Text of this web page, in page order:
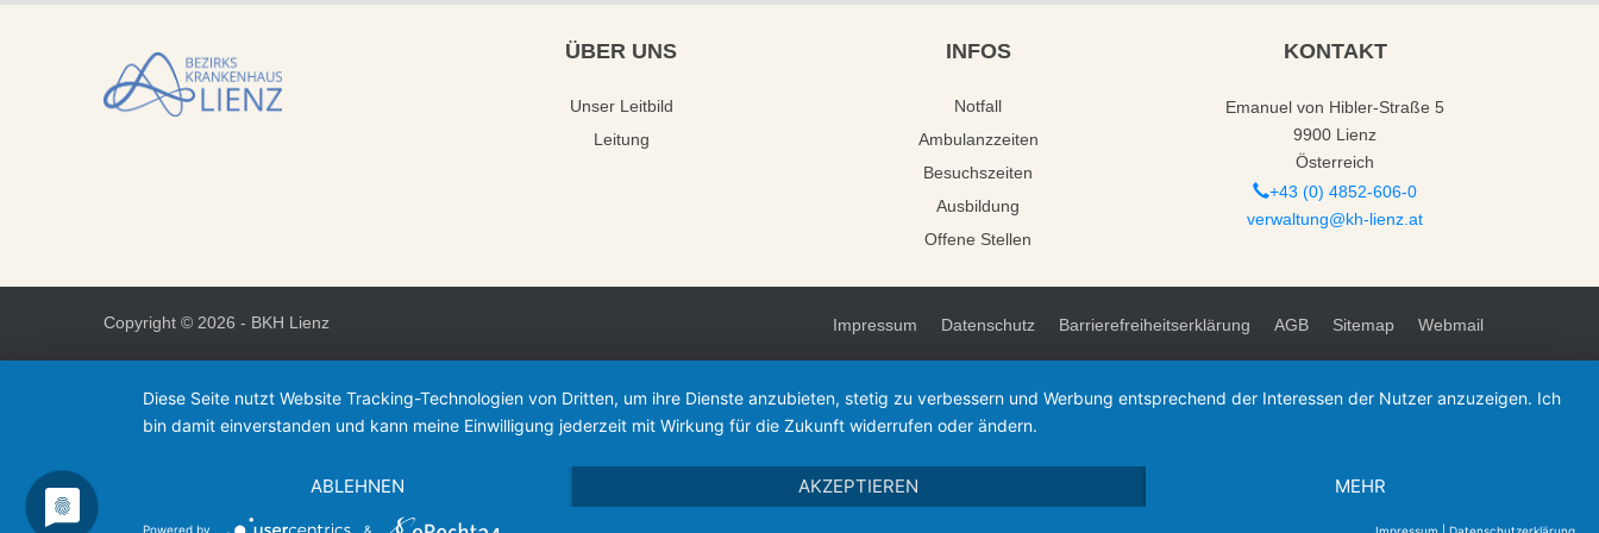
ÜBER UNS
Unser Leitbild
Leitung
INFOS
Notfall
Ambulanzzeiten
Besuchszeiten
Ausbildung
Offene Stellen
KONTAKT
Emanuel von Hibler-Straße 5
9900 Lienz
Österreich
+43 (0) 4852-606-0
verwaltung@kh-lienz.at
Copyright © 2026 - BKH Lienz Impressum Datenschutz Barrierefreiheitserklärung AGB Sitemap Webmail
Diese Seite nutzt Website Tracking-Technologien von Dritten, um ihre Dienste anzubieten, stetig zu verbessern und Werbung entsprechend der Interessen der Nutzer anzuzeigen. Ich
bin damit einverstanden und kann meine Einwilligung jederzeit mit Wirkung für die Zukunft widerrufen oder ändern.
ABLEHNEN AKZEPTIEREN MEHR
Powered by &